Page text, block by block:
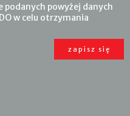
podanych powyżej danych
w celu otrzymania